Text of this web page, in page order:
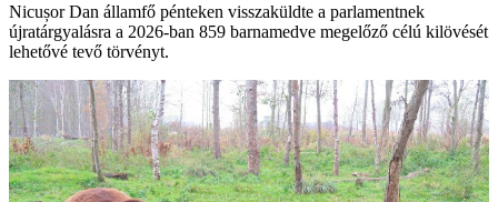
Nicușor Dan államfő pénteken visszaküldte a parlamentnek
újratárgyalásra a 2026-ban 859 barnamedve megelőző célú kilövését
lehetővé tevő törvényt.